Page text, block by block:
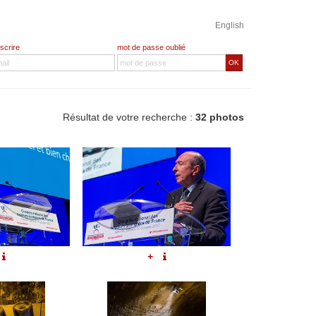
English
mot de passe oublié
OK
Résultat de votre recherche : 32 photos
+